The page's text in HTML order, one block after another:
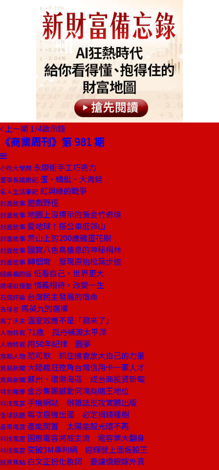
上一期 1/4啟示錄
《商業周刊》第 981 期
小吃大學問 永康街手工巧克力
董事長嬉遊記 蛋‧蜻蜓‧大青蛙
名人生活筆記 紅與綠的戰爭
封面故事 遊戲野徑
封面故事 地圖上沒標示的黃金竹奇境
封面故事 愛地球！搭公車逛郊山
封面故事 荒山上的200歲雞蛋花樹
封面故事 國寶八色鳥棲息的神秘桐林
封面故事 轉個彎 發現原始松葉步道
總編輯的話 低看自己，世界更大
商場自慢塾 情義相待，改變一生
石頭評論 台灣民主發展的宿命
去梯言 馬英九的選擇
馬丁沃夫 溫室效應不是「狼來了」
人物特寫 71歲 孤舟橫渡太平洋
人物特寫 用50年紀律 圓夢
焦點人物 范可欽 抓住機會放大自己的力量
焦點新聞 大陸瘋狂挖角台灣信用卡一軍人才
焦點新聞 蘇州、環渤海區 成台商投資新寵
特別報導 金沙集團撼動何鴻燊賭王地位
科技風雲 手機網站 辦雜誌反攻實體出版
全球話題 每次搭機出國 必定捐錢種樹
產業風雲 產能閒置 太陽能股光環不再
科技風雲 固態電容將成主流 電容業大翻身
科技風雲 突破3M專利網 迎輝登上面板股王
投資焦點 白文正扮化妝師 要讓僑銀嫁外資